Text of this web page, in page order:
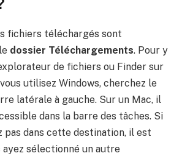
fichiers téléchargés sont
dossier Téléchargements. Pour y
de fichiers ou Finder sur
utilisez Windows, cherchez le
latérale à gauche. Sur un Mac, il
dans la barre des tâches. Si
pas dans cette destination, il est
ayez sélectionné un autre